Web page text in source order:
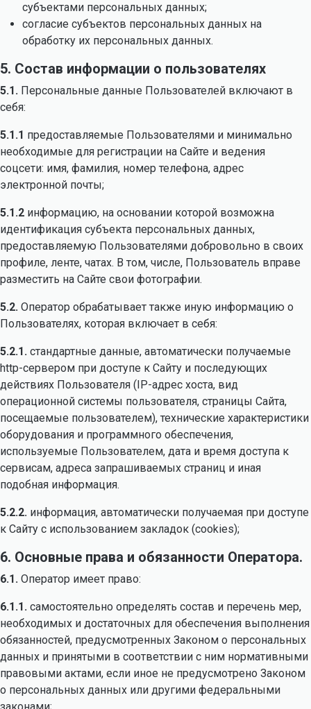
субъектами персональных данных;
согласие субъектов персональных данных на
обработку их персональных данных.
5. Состав информации о пользователях
5.1. Персональные данные Пользователей включают в
себя:
5.1.1 предоставляемые Пользователями и минимально
необходимые для регистрации на Сайте и ведения
соцсети: имя, фамилия, номер телефона, адрес
электронной почты;
5.1.2 информацию, на основании которой возможна
идентификация субъекта персональных данных,
предоставляемую Пользователями добровольно в своих
профиле, ленте, чатах. В том, числе, Пользователь вправе
разместить на Сайте свои фотографии.
5.2. Оператор обрабатывает также иную информацию о
Пользователях, которая включает в себя:
5.2.1. стандартные данные, автоматически получаемые
http-сервером при доступе к Сайту и последующих
действиях Пользователя (IP-адрес хоста, вид
операционной системы пользователя, страницы Сайта,
посещаемые пользователем), технические характеристики
оборудования и программного обеспечения,
используемые Пользователем, дата и время доступа к
сервисам, адреса запрашиваемых страниц и иная
подобная информация.
5.2.2. информация, автоматически получаемая при доступе
к Сайту с использованием закладок (cookies);
6. Основные права и обязанности Оператора.
6.1. Оператор имеет право:
6.1.1. самостоятельно определять состав и перечень мер,
необходимых и достаточных для обеспечения выполнения
обязанностей, предусмотренных Законом о персональных
данных и принятыми в соответствии с ним нормативными
правовыми актами, если иное не предусмотрено Законом
о персональных данных или другими федеральными